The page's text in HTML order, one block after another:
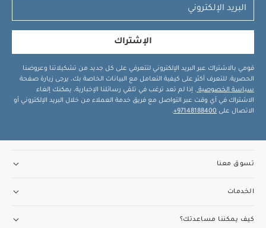
الإشتراك
قومي بالاشتراك عبر البريد الإلكتروني لتتعرفي على كل جديد من تشكيلاتنا وعروضنا
الحصرية. للتعرف أكثر على كيفية التعامل مع البيانات الخاصة بك، يرجى زيارة صفحة
سياسة الخصوصية . إذا لم تعد ترغب في تلقي رسائلنا الإخبارية، يمكنك إلغاء
الاشتراك في أي وقت عبر التواصل مع فريق خدمة العملاء من خلال البريد الإلكتروني أو
الاتصال على 97148188400+
.
تسوق معنا
الخدمات
كيف يمكننا مساعدتك؟